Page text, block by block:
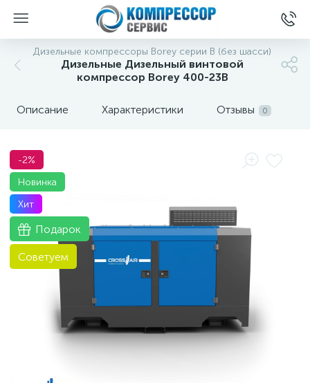
Дизельные компрессоры Borey серии B (без шасси)
Дизельные Дизельный винтовой
компрессор Borey 400-23B
Описание Характеристики Отзывы 0
-2%
Новинка
Хит
Подарок
Советуем